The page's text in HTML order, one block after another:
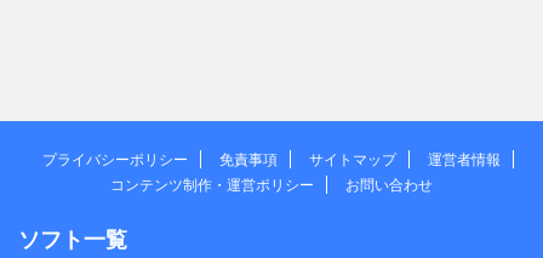
プライバシーポリシー 免責事項 サイトマップ
運営者情報
コンテンツ制作・運営ポリシー
お問い合わせ
ソフト一覧